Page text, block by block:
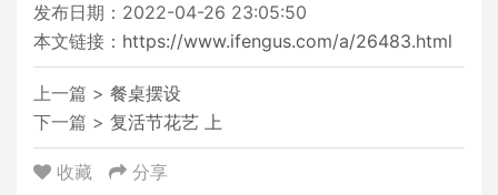
发布日期：2022-04-26 23:05:50
本文链接： https://www.ifengus.com/a/26483.html
上一篇 > 餐桌摆设
下一篇 > 复活节花艺 上
收藏 分享